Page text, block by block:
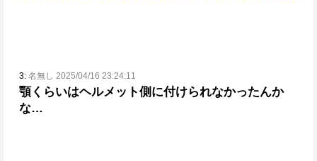
3: 名無し 2025/04/16 23:24:11
顎くらいはヘルメット側に付けられなかったんか
な…